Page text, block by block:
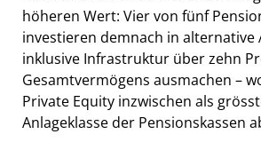
höheren Wert: Vier von fünf
investieren demnach in alternative
inklusive Infrastruktur über zehn
Gesamtvermögens ausmachen –
Private Equity inzwischen als
Anlageklasse der Pensionskassen